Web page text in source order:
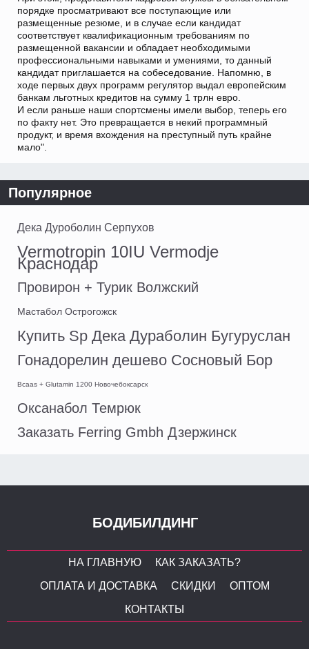
порядке просматривают все поступающие или
размещенные резюме, и в случае если кандидат
соответствует квалификационным требованиям по
размещенной вакансии и обладает необходимыми
профессиональными навыками и умениями, то данный
кандидат приглашается на собеседование. Напомню, в
ходе первых двух программ регулятор выдал европейским
банкам льготных кредитов на сумму 1 трлн евро.
И если раньше наши спортсмены имели выбор, теперь его
по факту нет. Это превращается в некий программный
продукт, и время вхождения на преступный путь крайне
мало".
Популярное
Дека Дуроболин Серпухов
Vermotropin 10IU Vermodje
Краснодар
Провирон + Турик Волжский
Мастабол Острогожск
Купить Sp Дека Дураболин Бугуруслан
Гонадорелин дешево Сосновый Бор
Bcaas + Glutamin 1200 Новочебоксарск
Оксанабол Темрюк
Заказать Ferring Gmbh Дзержинск
БОДИБИЛДИНГ
НА ГЛАВНУЮ
КАК ЗАКАЗАТЬ?
ОПЛАТА И ДОСТАВКА
СКИДКИ
ОПТОМ
КОНТАКТЫ